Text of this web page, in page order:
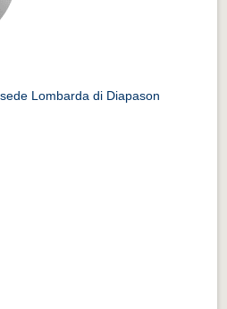
Lombarda di Diapason